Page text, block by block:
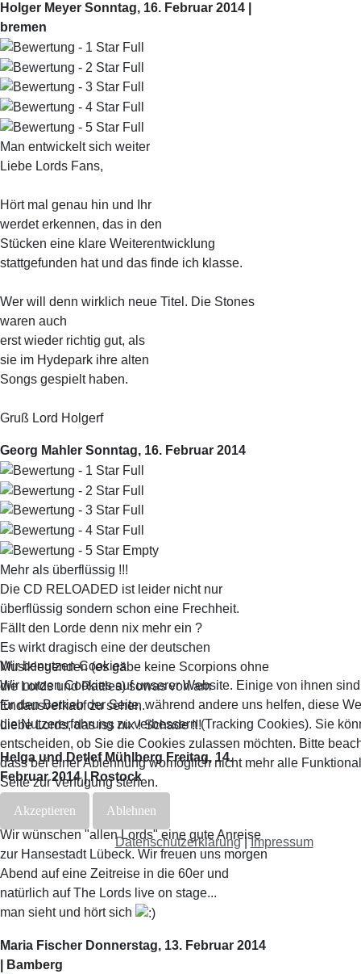
Holger Meyer Sonntag, 16. Februar 2014 |
bremen
Man entwickelt sich weiter
Liebe Lords Fans,
Hört mal genau hin und Ihr
werdet erkennen, das in den
Stücken eine klare Weiterentwicklung
stattgefunden hat und das finde ich klasse.
Wer will denn wirklich neue Titel. Die Stones
waren auch
erst wieder richtig gut, als
sie im Hydepark ihre alten
Songs gespielt haben.
Gruß Lord Holgerf
Georg Mahler Sonntag, 16. Februar 2014
Mehr als überflüssig !!!
Die CD RELOADED ist leider nicht nur
überflüssig sondern schon eine Frechheit.
Fällt den Lorde denn nix mehr ein ?
Es wirkt dragisch eine der deutschen
Musiklegenden (es gäbe keine Scorpions ohne
die Lords und Rattles) sowas von am
Endausverkauf zu sehen.
Liebe Lords, das iss nix ! Schade !!!
Helga und Detlef Mühlberg Freitag, 14.
Februar 2014 | Rostock
Gute Anreise
Wir wünschen "allen Lords" eine gute Anreise
zur Hansestadt Lübeck. Wir freuen uns morgen
Abend auf eine Zeitreise in die 60er und
natürlich auf The Lords live on stage...
man sieht und hört sich
Maria Fischer Donnerstag, 13. Februar 2014
| Bamberg
Wir benutzen Cookies
Wir nutzen Cookies auf unserer Website. Einige von ihnen
für den Betrieb der Seite, während andere uns helfen, diese
die Nutzererfahrung zu verbessern (Tracking Cookies). Sie
entscheiden, ob Sie die Cookies zulassen möchten. Bitte
dass bei einer Ablehnung womöglich nicht mehr alle
Seite zur Verfügung stehen.
Akzeptieren Ablehnen
Datenschutzerklärung|Impressum